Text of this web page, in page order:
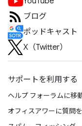
ブログ
ポッドキャスト
X（Twitter）
サポートを利用する
ヘルプ フォーラムに移
オフィスアワーに質問